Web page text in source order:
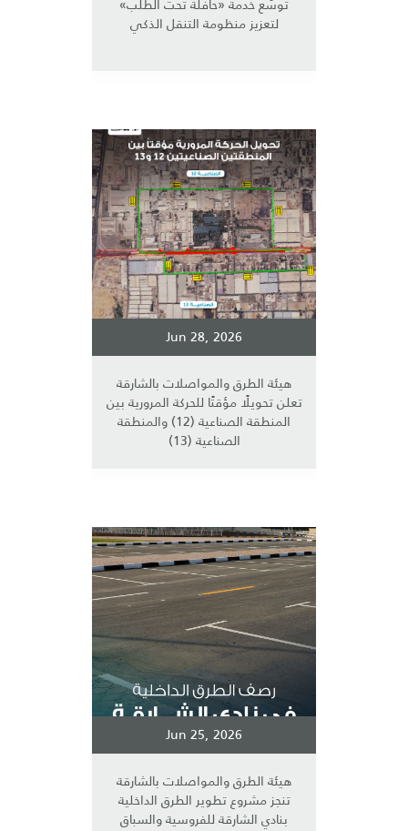
توسّع خدمة «حافلة تحت الطلب»
لتعزيز منظومة التنقل الذكي
Jun 28, 2026
هيئة الطرق والمواصلات بالشارقة
تعلن تحويلًا مؤقتًا للحركة المرورية بين
المنطقة الصناعية (12) والمنطقة
الصناعية (13)
Jun 25, 2026
هيئة الطرق والمواصلات بالشارقة
تنجز مشروع تطوير الطرق الداخلية
بنادي الشارقة للفروسية والسباق